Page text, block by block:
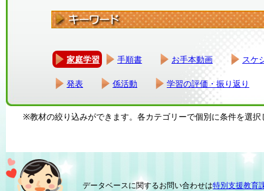
家庭学習 手順書 お手本動画 スケ
発表 係活動 学習の評価・振り返り
※教材の絞り込みができます。各カテゴリーで個別に条件を選択
データベースに関するお問い合わせは特別支援教育